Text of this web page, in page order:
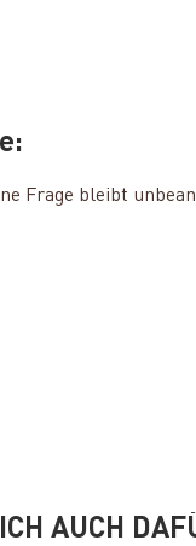
Frage bleibt
AUCH